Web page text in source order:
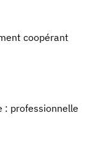
coopérant
: professionnelle